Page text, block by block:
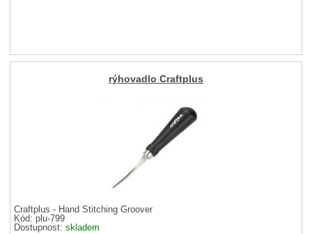
rýhovadlo Craftplus
Craftplus - Hand Stitching Groover
Kód: plu-799
Dostupnost:skladem